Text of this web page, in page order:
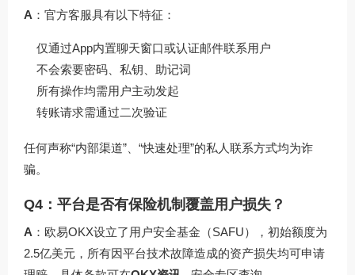
A ：官方客服具有以下特征：
仅通过App内置聊天窗口或认证邮件联系用户
不会索要密码、私钥、助记词
所有操作均需用户主动发起
转账请求需通过二次验证
任何声称“内部渠道”、“快速处理”的私人联系方式均为诈
骗。
Q4：平台是否有保险机制覆盖用户损失？
A ：欧易OKX设立了用户安全基金（SAFU），初始额度为
2.5亿美元，所有因平台技术故障造成的资产损失均可申请